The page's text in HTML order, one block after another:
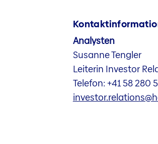
Analysten
Susanne Tengler
Leiterin Investor
Telefon: +41 58 280